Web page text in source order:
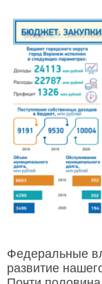
Федеральные
развитие